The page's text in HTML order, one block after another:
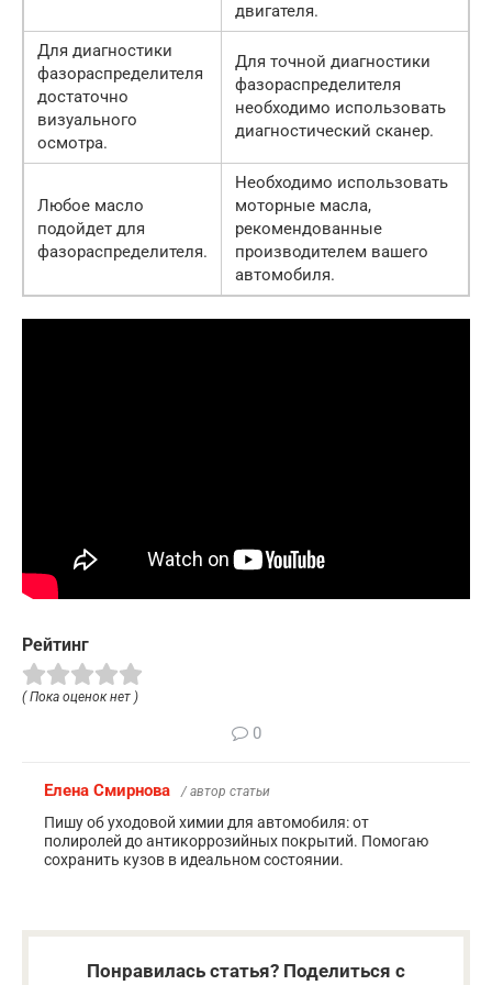
двигателя.
Для диагностики
фазораспределителя
достаточно
визуального
осмотра.
Для точной диагностики
фазораспределителя
необходимо использовать
диагностический сканер.
Любое масло
подойдет для
фазораспределителя.
Необходимо использовать
моторные масла,
рекомендованные
производителем вашего
автомобиля.
Рейтинг
( Пока оценок нет )
0
Елена Смирнова / автор статьи
Пишу об уходовой химии для автомобиля: от
полиролей до антикоррозийных покрытий. Помогаю
сохранить кузов в идеальном состоянии.
Понравилась статья? Поделиться с